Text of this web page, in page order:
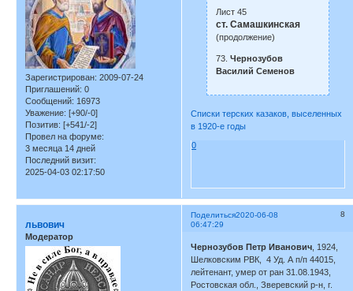
Зарегистрирован: 2009-07-24
Приглашений: 0
Сообщений: 16973
Уважение: [+90/-0]
Позитив: [+541/-2]
Провел на форуме:
3 месяца 14 дней
Последний визит:
2025-04-03 02:17:50
Лист 45
ст. Самашкинская
(продолжение)
73. Чернозубов
Василий Семенов
Списки терских казаков, выселенных
в 1920-е годы
0
Поделиться 8
2020-06-08
06:47:29
львович
Модератор
Чернозубов Петр Иванович , 1924,
Шелковским РВК, 4 Уд. А п/п 44015,
лейтенант, умер от ран 31.08.1943,
Ростовская обл., Зверевский р-н, г.